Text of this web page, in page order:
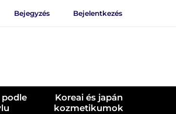
Bejegyzés Bejelentkezés
Koreai és japán
kozmetikumok